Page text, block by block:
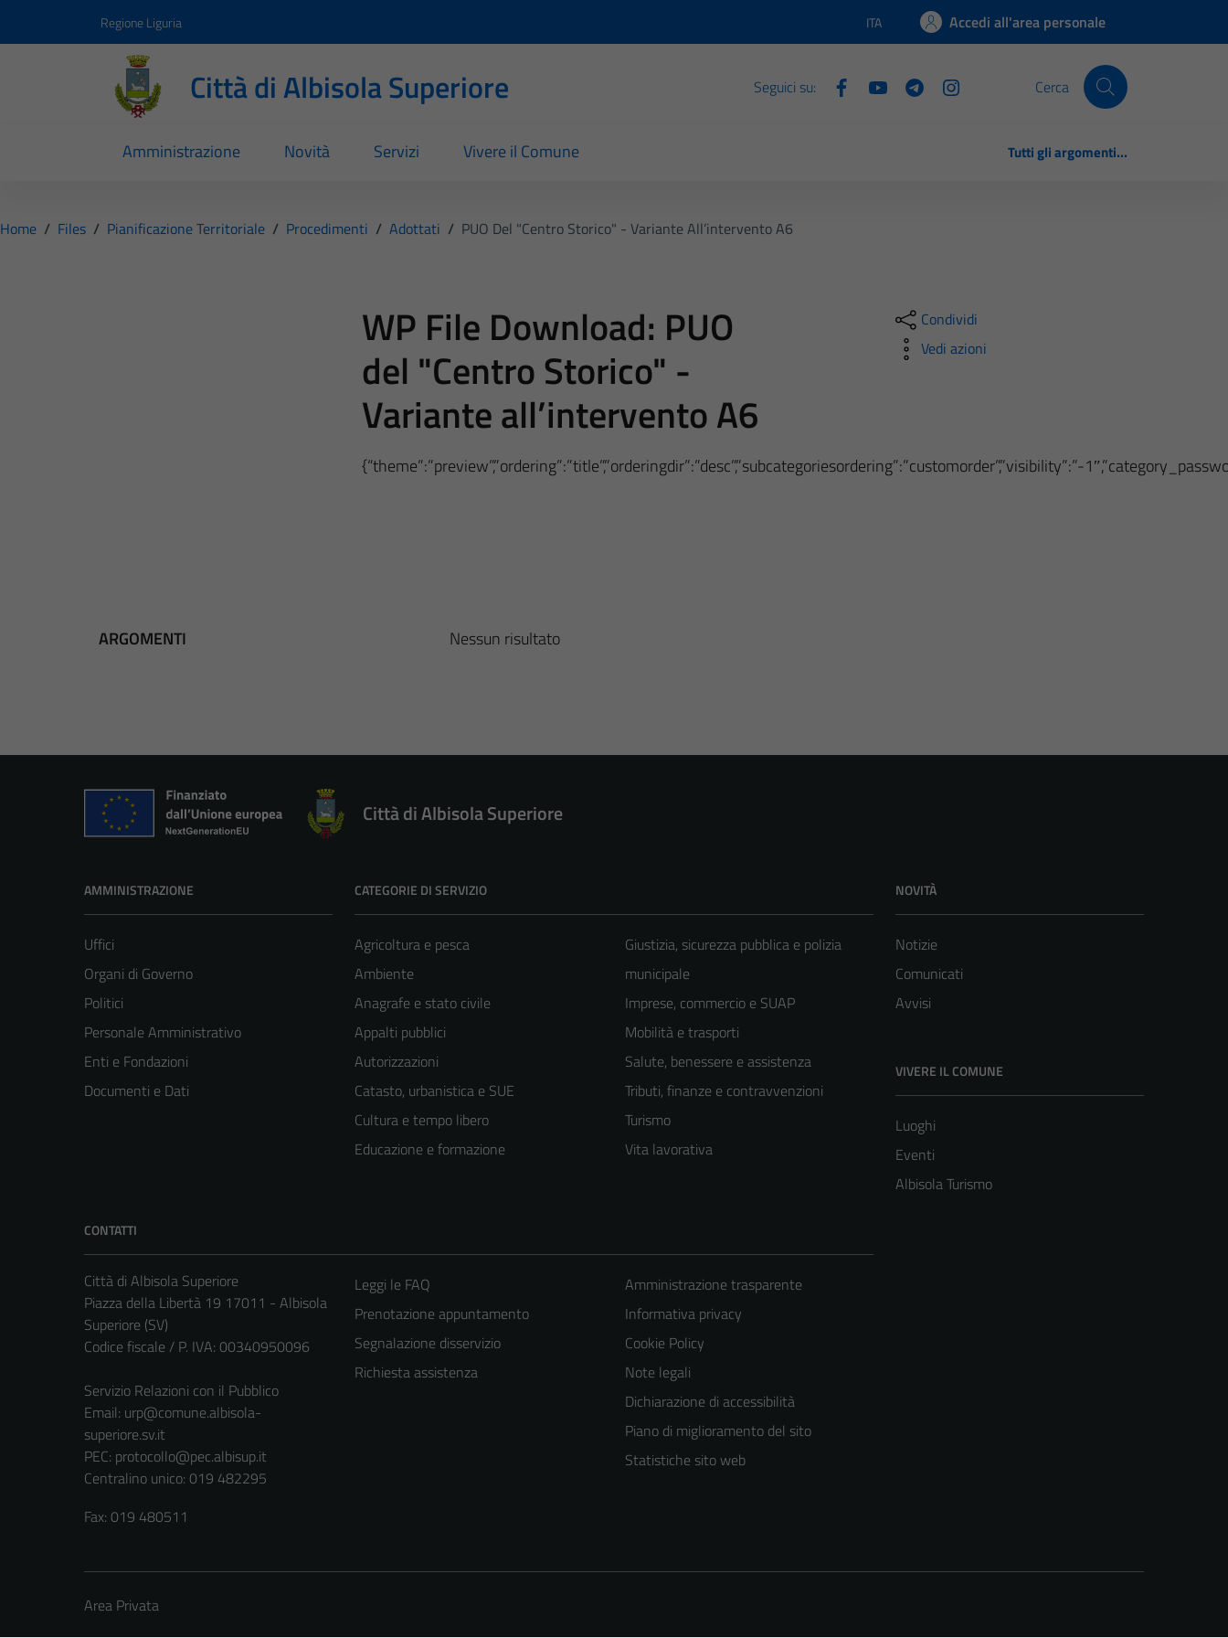
Regione Liguria Lingua attiva:
ITA Accedi all'area personale
Città di Albisola Superiore Seguici su: Cerca
Amministrazione Novità Servizi Vivere il Comune Tutti gli argomenti...
Home / Files / Pianificazione Territoriale / Procedimenti / Adottati / PUO Del "Centro Storico" - Variante All’intervento A6
WP File Download: PUO
del "Centro Storico" -
Variante all’intervento A6
{“theme”:”preview”,”ordering”:”title”,”orderingdir”:”desc”,”subcategoriesordering”:”customorder”,”visibility”:”-
Condividi
Vedi azioni
ARGOMENTI Nessun risultato
Città di Albisola Superiore
AMMINISTRAZIONE
Uffici
Organi di Governo
Politici
Personale Amministrativo
Enti e Fondazioni
Documenti e Dati
CATEGORIE DI SERVIZIO
Agricoltura e pesca
Ambiente
Anagrafe e stato civile
Appalti pubblici
Autorizzazioni
Catasto, urbanistica e SUE
Cultura e tempo libero
Educazione e formazione
Giustizia, sicurezza pubblica e polizia
municipale
Imprese, commercio e SUAP
Mobilità e trasporti
Salute, benessere e assistenza
Tributi, finanze e contravvenzioni
Turismo
Vita lavorativa
NOVITÀ
Notizie
Comunicati
Avvisi
VIVERE IL COMUNE
Luoghi
Eventi
Albisola Turismo
CONTATTI
Città di Albisola Superiore
Piazza della Libertà 19 17011 - Albisola
Superiore (SV)
Codice fiscale / P. IVA: 00340950096
Servizio Relazioni con il Pubblico
Email: urp@comune.albisola-
superiore.sv.it
PEC: protocollo@pec.albisup.it
Centralino unico: 019 482295
Fax: 019 480511
Leggi le FAQ
Prenotazione appuntamento
Segnalazione disservizio
Richiesta assistenza
Amministrazione trasparente
Informativa privacy
Cookie Policy
Note legali
Dichiarazione di accessibilità
Piano di miglioramento del sito
Statistiche sito web
Area Privata